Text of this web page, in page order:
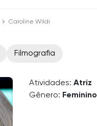
Caroline Wildi
Filmografia
Atividades: Atriz
Gênero: Feminino